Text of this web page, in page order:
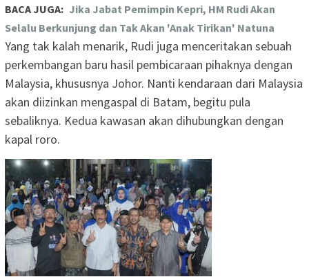
BACA JUGA: Jika Jabat Pemimpin Kepri, HM Rudi Akan
Selalu Berkunjung dan Tak Akan 'Anak Tirikan' Natuna
Yang tak kalah menarik, Rudi juga menceritakan sebuah
perkembangan baru hasil pembicaraan pihaknya dengan
Malaysia, khususnya Johor. Nanti kendaraan dari Malaysia
akan diizinkan mengaspal di Batam, begitu pula
sebaliknya. Kedua kawasan akan dihubungkan dengan
kapal roro.